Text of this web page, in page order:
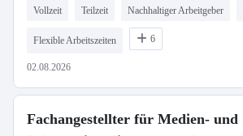
Vollzeit Teilzeit Nachhaltiger Arbeitgeber
Flexible Arbeitszeiten 6
02.08.2026
Fachangestellter für Medien- und